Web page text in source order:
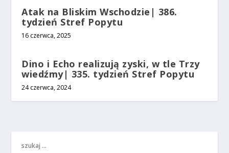
Atak na Bliskim Wschodzie| 386.
tydzień Stref Popytu
16 czerwca, 2025
Dino i Echo realizują zyski, w tle Trzy
wiedźmy| 335. tydzień Stref Popytu
24 czerwca, 2024